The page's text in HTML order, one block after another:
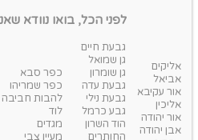
לפני הכל, בואו נוודא
אליקים
אביאל
אור עקיבא
אליכין
אור יהודה
אבן יהודה
גבעת חיים
גן שמואל
גן שומרון
גבעת עדה
גבעת נילי
גבע כרמל
הוד השרון
החותרים
כפר סבא
כפר שמריהו
להבות חביבה
לוד
מגדים
מעיין צבי